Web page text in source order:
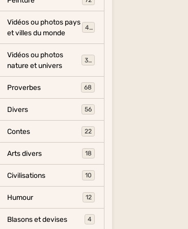
Vidéos ou photos pays
et villes du monde
454
Vidéos ou photos
nature et univers
325
Proverbes 68
Divers 56
Contes 22
Arts divers 18
Civilisations 10
Humour 12
Blasons et devises 4